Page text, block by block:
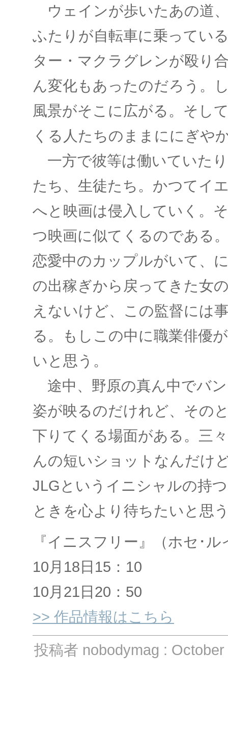
ウェインが歩いたあの道
ふたりが自転車に乗ってい
ター・マクラグレンが殴り
ん変化もあったのだろう。
風景がそこに広がる。そし
くる人たちのままににぎや
一方で彼等は働いていた
たち、生徒たち。かつてイ
へと映画は侵入していく。
つ映画に似てくるのである
恋愛中のカップルがいて、
の出稼ぎから戻ってきた女
えないけど、この監督には
る。もしこの中に職業俳優
いと思う。
途中、野原の真ん中でバ
姿が映るのだけれど、その
下りてくる場面がある。三
んの短いショットなんだけ
JLGというイニシャルの持
ときを心より待ちたいと思
『イニスフリー』（ホセ･
10月18日15：10
10月21日20：50
>> 作品情報はこちら
投稿者 nobodymag :